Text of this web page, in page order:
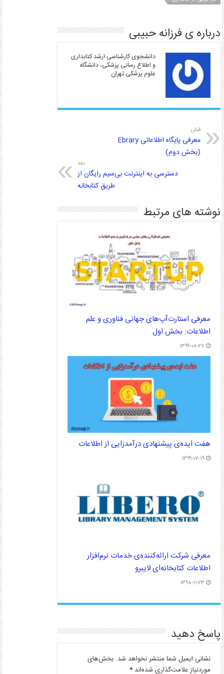
درباره ی فرزانه حبیبی
دانشجوی کارشناسی ارشد کتابداری
و اطلاع رسانی پزشکی، دانشگاه
علوم پزشکی تهران
قبلی
معرفی پایگاه اطلاعاتی Ebrary
(بخش دوم)
بعد
دسترسی به اینترنت بی‌سیم رایگان از
طریق کتابخانه
نوشته های مرتبط
معرفی استارت‌آپ‌های جهانی فناوری و علم
اطلاعات: بخش اول
۱۳۹۹-۰۸-۲۷
هفت ایده‌ی پیشنهادی درآمدزایی از اطلاعات
۱۳۹۹-۰۷-۱۹
معرفی شرکت ارائه‌کننده‌ی خدمات نرم­‌افزار
اطلاعات کتابخانه‌­ای لایبرو
۱۳۹۸-۱۱-۲۳
پاسخ دهید
نشانی ایمیل شما منتشر نخواهد شد. بخش‌های
موردنیاز علامت‌گذاری شده‌اند*